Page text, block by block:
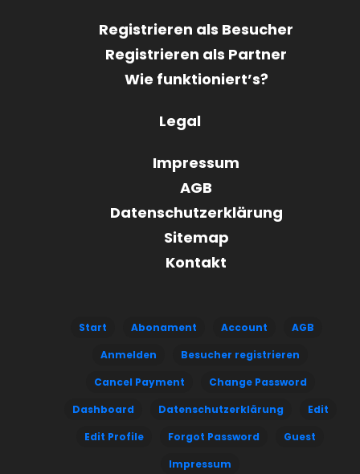
Registrieren als Besucher
Registrieren als Partner
Wie funktioniert’s?
Legal
Impressum
AGB
Datenschutzerklärung
Sitemap
Kontakt
Start Abonament Account
AGB
Anmelden
Besucher registrieren
Cancel Payment
Change Password
Dashboard
Datenschutzerklärung
Edit
Edit Profile
Forgot Password
Guest
Impressum